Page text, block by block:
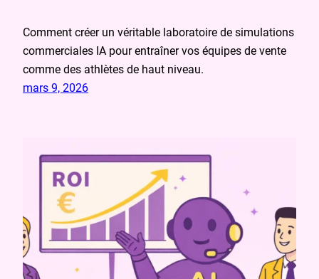
Comment créer un véritable laboratoire de simulations
commerciales IA pour entraîner vos équipes de vente
comme des athlètes de haut niveau.
mars 9, 2026